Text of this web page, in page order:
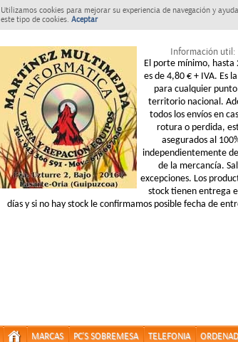
Utilizamos cookies para mejorar su experiencia de navegación y
este tipo de cookies. Aceptar
Información util:
El porte mínimo, hasta
es de 4,80 € + IVA. Es
para cualquier
territorio nacional.
todos los envíos en
rotura o perdida,
asegurados al
independientemente
de la mercancía.
excepciones. Los
stock tienen entrega
días y si no hay stock le confirmamos posible fecha de
MARCAS PC'S SOBREMESA TELEFONIA